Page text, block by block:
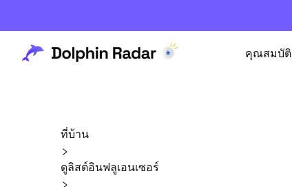
คุณสมบัติ
ที่บ้าน
ดูลิสต์อินฟลูเอนเซอร์